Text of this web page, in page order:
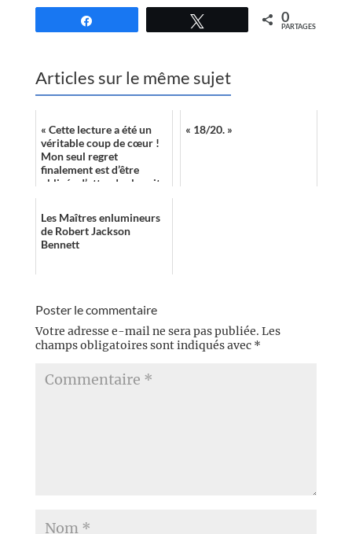
0
PARTAGES
Articles sur le même sujet
« Cette lecture a été un
véritable coup de cœur !
Mon seul regret
finalement est d’être
obligée d’attendre la suite
« 18/20. »
Les Maîtres enlumineurs
de Robert Jackson
Bennett
Poster le commentaire
Votre adresse e-mail ne sera pas publiée. Les
champs obligatoires sont indiqués avec *